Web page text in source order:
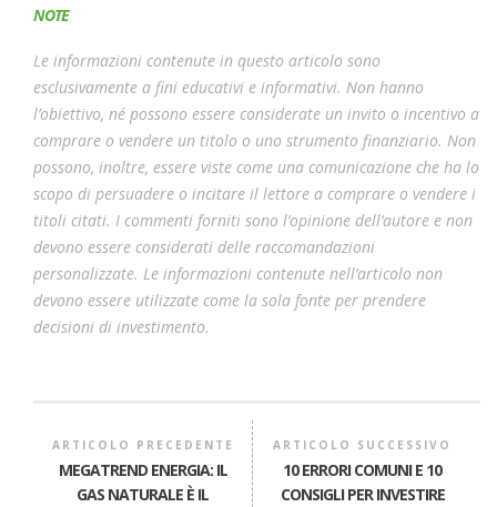
NOTE
Le informazioni contenute in questo articolo sono
esclusivamente a fini educativi e informativi. Non hanno
l’obiettivo, né possono essere considerate un invito o incentivo a
comprare o vendere un titolo o uno strumento finanziario. Non
possono, inoltre, essere viste come una comunicazione che ha lo
scopo di persuadere o incitare il lettore a comprare o vendere i
titoli citati. I commenti forniti sono l’opinione dell’autore e non
devono essere considerati delle raccomandazioni
personalizzate. Le informazioni contenute nell’articolo non
devono essere utilizzate come la sola fonte per prendere
decisioni di investimento.
ARTICOLO PRECEDENTE
MEGATREND ENERGIA: IL
GAS NATURALE È IL
ARTICOLO SUCCESSIVO
10 ERRORI COMUNI E 10
CONSIGLI PER INVESTIRE